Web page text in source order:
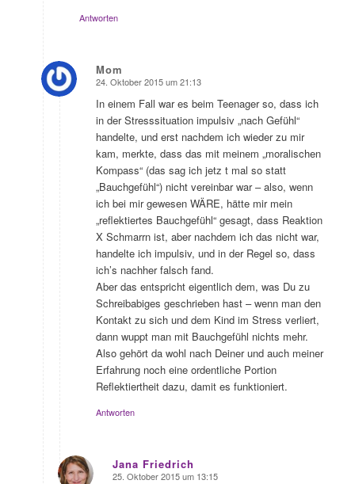
Antworten
Mom
sagte:
24. Oktober 2015 um 21:13
In einem Fall war es beim Teenager so, dass ich
in der Stresssituation impulsiv „nach Gefühl“
handelte, und erst nachdem ich wieder zu mir
kam, merkte, dass das mit meinem „moralischen
Kompass“ (das sag ich jetz t mal so statt
„Bauchgefühl“) nicht vereinbar war – also, wenn
ich bei mir gewesen WÄRE, hätte mir mein
„reflektiertes Bauchgefühl“ gesagt, dass Reaktion
X Schmarrn ist, aber nachdem ich das nicht war,
handelte ich impulsiv, und in der Regel so, dass
ich’s nachher falsch fand.
Aber das entspricht eigentlich dem, was Du zu
Schreibabiges geschrieben hast – wenn man den
Kontakt zu sich und dem Kind im Stress verliert,
dann wuppt man mit Bauchgefühl nichts mehr.
Also gehört da wohl nach Deiner und auch meiner
Erfahrung noch eine ordentliche Portion
Reflektiertheit dazu, damit es funktioniert.
Antworten
Jana Friedrich
25. Oktober 2015 um 13:15